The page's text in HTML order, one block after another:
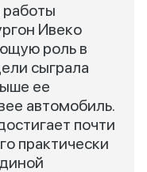
работы
Ивеко
роль в
сыграла
ее
автомобиль.
почти
практически